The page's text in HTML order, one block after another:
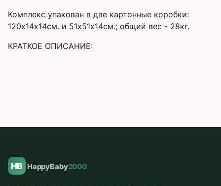
Комплекс упакован в две картонные коробки:
120х14х14см. и 51х51х14см.; общий вес - 28кг.
КРАТКОЕ ОПИСАНИЕ:
HB HappyBaby2000